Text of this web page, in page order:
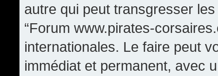
autre qui peut transgresser
“Forum www.pirates-
internationales. Le faire peut
immédiat et permanent, avec